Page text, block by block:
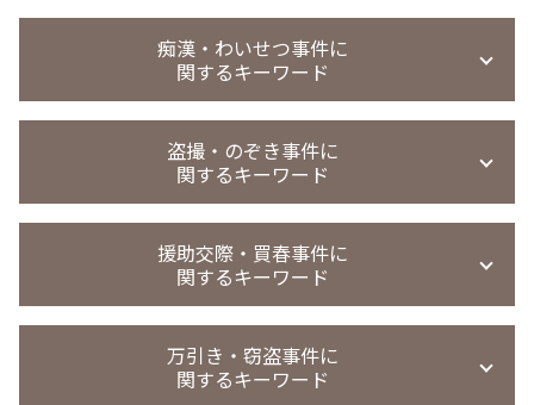
暴行事件 不起訴
暴行事件 慰謝料請求
傷害事件 時効
傷害事件 懲役
傷害事件 慰謝料
傷害事件 慰謝料 相場 全治1週間
傷害事件 示談金
過失傷害 傷害 違い
暴行事件 懲役
傷害事件 罰金
傷害事件 被害 弁護士
暴行罪 警察 動かない
恐喝 弁護士 相談
恐喝事件 懲役
恐喝未遂 刑罰
恐喝罪 構成要件
恐喝事件 少年
恐喝未遂 示談
恐喝事件 執行猶予
恐喝事件 無罪
恐喝事件 起訴
痴漢・わいせつ事件に
関するキーワード
強制わいせつ 証拠ない
強制わいせつ 罰則
強制 わいせつ 時効
強制わいせつ罪 示談金
強制わいせつ どこから
迷惑行為防止条例違反 罰則
迷惑行為防止条例違反 被害届取下げ
強制わいせつ罪 法律
不同意性交等罪 証拠
痴漢冤罪 弁護士
盗撮・のぞき事件に
関するキーワード
盗撮 懲戒解雇
のぞき 犯罪名
盗撮 弁護士 相談
援助交際・買春事件に
関するキーワード
万引き・窃盗事件に
関するキーワード